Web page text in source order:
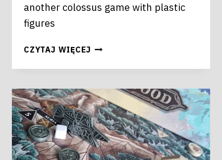
another colossus game with plastic
figures
CZYTAJ WIĘCEJ ALDARRA